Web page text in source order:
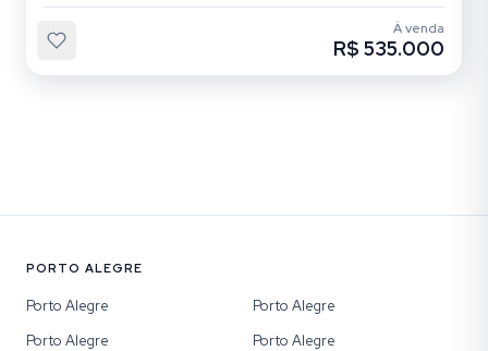
À venda
R$ 535.000
PORTO ALEGRE
Porto Alegre
Porto Alegre
Porto Alegre
Porto Alegre